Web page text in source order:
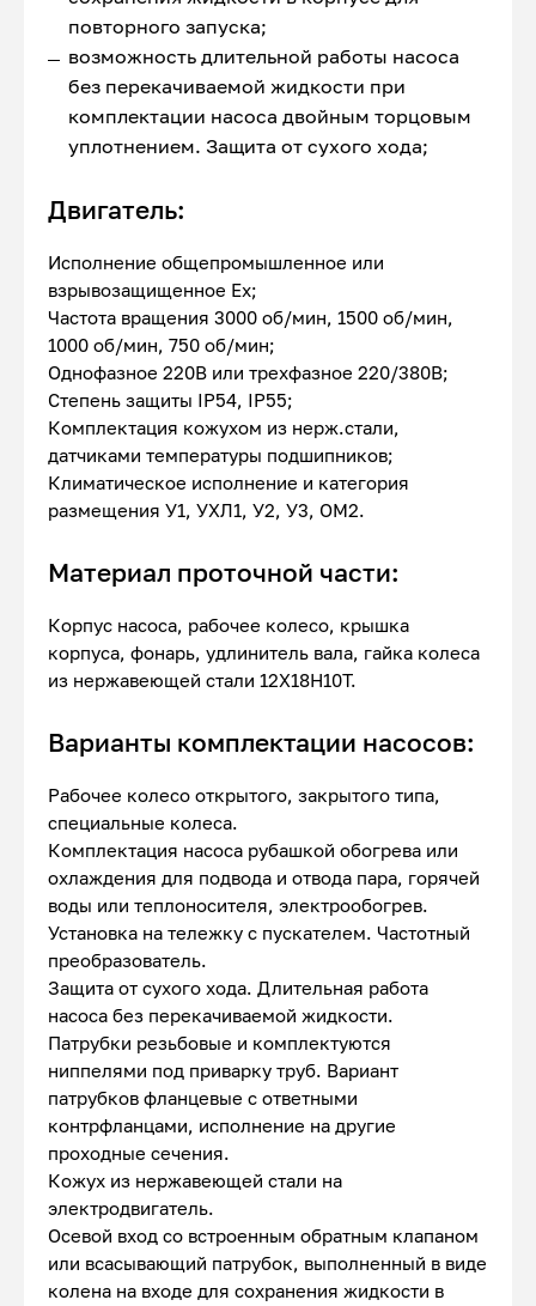
повторного запуска;
возможность длительной работы насоса
без перекачиваемой жидкости при
комплектации насоса двойным торцовым
уплотнением. Защита от сухого хода;
Двигатель:
Исполнение общепромышленное или
взрывозащищенное Ex;
Частота вращения 3000 об/мин, 1500 об/мин,
1000 об/мин, 750 об/мин;
Однофазное 220В или трехфазное 220/380В;
Степень защиты IP54, IP55;
Комплектация кожухом из нерж.стали,
датчиками температуры подшипников;
Климатическое исполнение и категория
размещения У1, УХЛ1, У2, У3, ОМ2.
Материал проточной части:
Корпус насоса, рабочее колесо, крышка
корпуса, фонарь, удлинитель вала, гайка колеса
из нержавеющей стали 12Х18Н10Т.
Варианты комплектации насосов:
Рабочее колесо открытого, закрытого типа,
специальные колеса.
Комплектация насоса рубашкой обогрева или
охлаждения для подвода и отвода пара, горячей
воды или теплоносителя, электрообогрев.
Установка на тележку с пускателем. Частотный
преобразователь.
Защита от сухого хода. Длительная работа
насоса без перекачиваемой жидкости.
Патрубки резьбовые и комплектуются
ниппелями под приварку труб. Вариант
патрубков фланцевые с ответными
контрфланцами, исполнение на другие
проходные сечения.
Кожух из нержавеющей стали на
электродвигатель.
Осевой вход со встроенным обратным клапаном
или всасывающий патрубок, выполненный в виде
колена на входе для сохранения жидкости в